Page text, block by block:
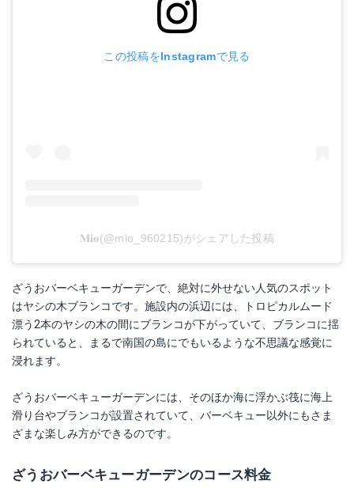
この投稿をInstagramで見る
𝐌𝐢𝐨(@mio_960215)がシェアした投稿
ざうおバーベキューガーデンで、絶対に外せない人気のスポット
はヤシの木ブランコです。施設内の浜辺には、トロピカルムード
漂う2本のヤシの木の間にブランコが下がっていて、ブランコに揺
られていると、まるで南国の島にでもいるような不思議な感覚に
浸れます。
ざうおバーベキューガーデンには、そのほか海に浮かぶ筏に海上
滑り台やブランコが設置されていて、バーベキュー以外にもさま
ざまな楽しみ方ができるのです。
ざうおバーベキューガーデンのコース料金